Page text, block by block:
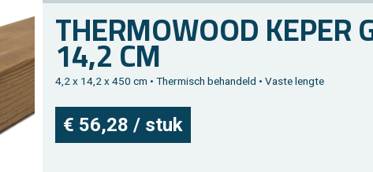
THER­MO­WOOD KEPER
14,2 CM
4,2 x 14,2 x 450 cm • Ther­misch be­han­deld • Vaste leng­te
€ 56,28 / stuk